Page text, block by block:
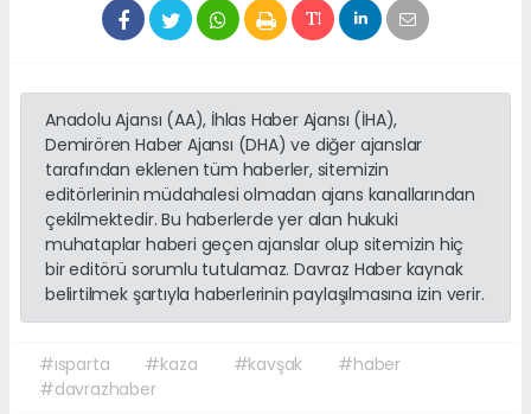
Anadolu Ajansı (AA), İhlas Haber Ajansı (İHA),
Demirören Haber Ajansı (DHA) ve diğer ajanslar
tarafından eklenen tüm haberler, sitemizin
editörlerinin müdahalesi olmadan ajans kanallarından
çekilmektedir. Bu haberlerde yer alan hukuki
muhataplar haberi geçen ajanslar olup sitemizin hiç
bir editörü sorumlu tutulamaz. Davraz Haber kaynak
belirtilmek şartıyla haberlerinin paylaşılmasına izin verir.
#ısparta #kaza #kavşak
#haber
#davrazhaber